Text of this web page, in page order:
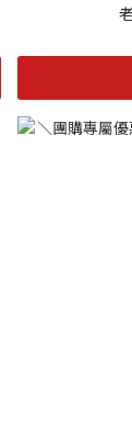
“經專業職
老饕級的鯖魚